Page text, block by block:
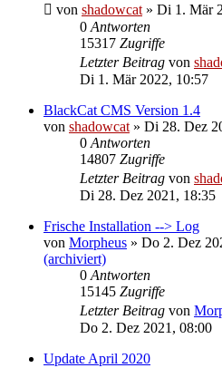
von shadowcat » Di 1. Mär
0 Antworten
15317 Zugriffe
Letzter Beitrag von
Di 1. Mär 2022, 10:57
BlackCat CMS Version 1.4
von shadowcat » Di 28. Dez
0 Antworten
14807 Zugriffe
Letzter Beitrag von
Di 28. Dez 2021, 18:35
Frische Installation --> Log
von Morpheus » Do 2. Dez
(archiviert)
0 Antworten
15145 Zugriffe
Letzter Beitrag von
Do 2. Dez 2021, 08:00
Update April 2020